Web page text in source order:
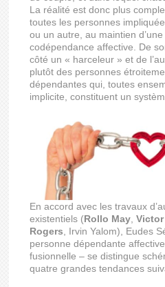
La réalité est donc plus
toutes les personnes
ou un autre, au maintien
codépendance affective. De
côté un « harceleur » et de
plutôt des personnes
dépendantes qui, toutes
implicite, constituent un
En accord avec les travaux
existentiels (Rollo May ,
Rogers , Irvin Yalom), Eudes
personne dépendante
fusionnelle – se distingue
quatre grandes tendances